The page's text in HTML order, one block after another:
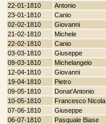
22-01-1810
Antonio
23-01-1810
Canio
02-02-1810
Giovanni
21-02-1810
Michele
22-02-1810
Canio
03-03-1810
Giuseppe
09-03-1810
Michelangelo
12-04-1810
Giovanni
19-04-1810
Pietro
09-05-1810
Donat'Antonio
10-05-1810
Francesco Nicola
07-06-1810
Giuseppe
06-07-1810
Pasquale Biase